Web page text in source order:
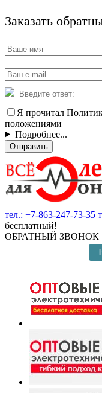
Заказать
Я прочитал
положениями
Подробнее...
Отправить
тел.: +7-863-247-73-35
бесплатный!
ОБРАТНЫЙ ЗВОНОК